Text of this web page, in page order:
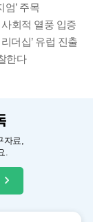
엄’ 주목
회적 열풍 입증
더십’ 유럽 진출
한다
료,
.